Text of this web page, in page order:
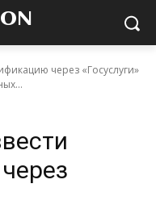
через «Госуслуги»